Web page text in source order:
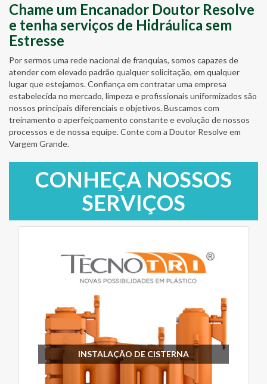
Chame um Encanador Doutor Resolve
e tenha serviços de Hidráulica sem
Estresse
Por sermos uma rede nacional de franquias, somos capazes de
atender com elevado padrão qualquer solicitação, em qualquer
lugar que estejamos. Confiança em contratar uma empresa
estabelecida no mercado, limpeza e profissionais uniformizados são
nossos principais diferenciais e objetivos. Buscamos com
treinamento o aperfeiçoamento constante e evolução de nossos
processos e de nossa equipe. Conte com a Doutor Resolve em
Vargem Grande.
CONHEÇA NOSSOS
SERVIÇOS
INSTALAÇÃO DE CISTERNA